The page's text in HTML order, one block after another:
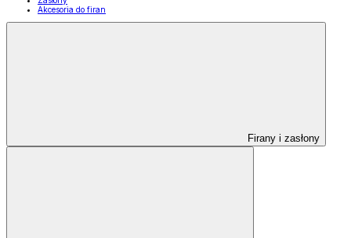
Akcesoria do firan
Firany i zasłony